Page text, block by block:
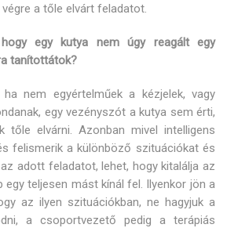
a tőle elvárt feladatot.
egy kutya nem úgy reagált egy
tanítottátok?
ha nem egyértelműek a kézjelek, vagy
egy vezényszót a kutya sem érti,
tőle elvárni. Azonban mivel intelligens
felismerik a különböző szituációkat és
adott feladatot, lehet, hogy kitalálja az
egy teljesen mást kínál fel. Ilyenkor jön a
az ilyen szituációkban, ne hagyjuk a
a csoportvezető pedig a terápiás